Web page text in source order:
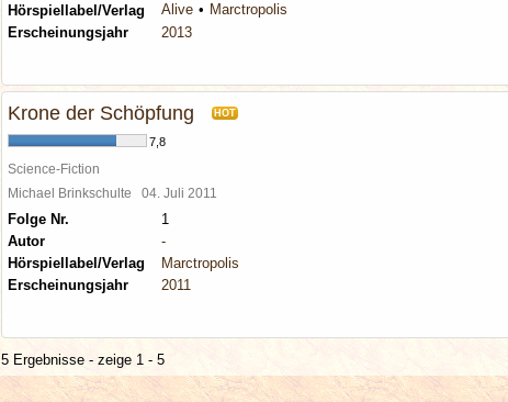
Hörspiellabel/Verlag
Alive
Marctropolis
Erscheinungsjahr
2013
Krone der Schöpfung HOT
7,8
Science-Fiction
Michael Brinkschulte 04. Juli 2011
Folge Nr.
1
Autor
-
Hörspiellabel/Verlag
Marctropolis
Erscheinungsjahr
2011
5 Ergebnisse - zeige 1 - 5